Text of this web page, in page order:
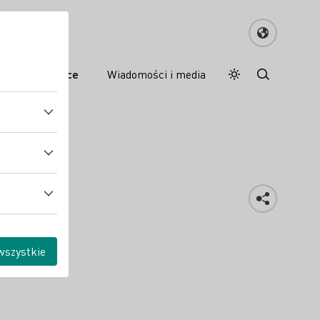
wina w Polsce Wiadomości i media Tryb dzienny
Darkmode